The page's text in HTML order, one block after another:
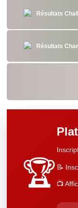
Résultats
Résultats
🏆 📝
📺